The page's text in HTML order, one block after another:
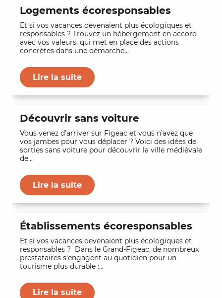
Logements écoresponsables
Et si vos vacances devenaient plus écologiques et
responsables ? Trouvez un hébergement en accord
avec vos valeurs, qui met en place des actions
concrètes dans une démarche...
Lire la suite
Découvrir sans voiture
Vous venez d’arriver sur Figeac et vous n’avez que
vos jambes pour vous déplacer ? Voici des idées de
sorties sans voiture pour découvrir la ville médiévale
de...
Lire la suite
Établissements écoresponsables
Et si vos vacances devenaient plus écologiques et
responsables ? Dans le Grand-Figeac, de nombreux
prestataires s’engagent au quotidien pour un
tourisme plus durable :...
Lire la suite